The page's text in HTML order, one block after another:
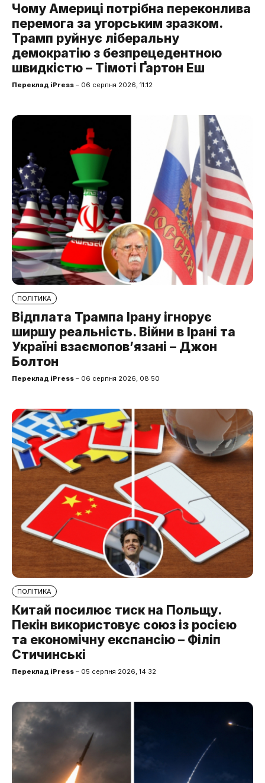
Чому Америці потрібна переконлива
перемога за угорським зразком.
Трамп руйнує ліберальну
демократію з безпрецедентною
швидкістю – Тімоті Ґартон Еш
Переклад iPress – 06 серпня 2026, 11:12
ПОЛІТИКА
Відплата Трампа Ірану ігнорує
ширшу реальність. Війни в Ірані та
Україні взаємопов’язані – Джон
Болтон
Переклад iPress – 06 серпня 2026, 08:50
ПОЛІТИКА
Китай посилює тиск на Польщу.
Пекін використовує союз із росією
та економічну експансію – Філіп
Стичинські
Переклад iPress – 05 серпня 2026, 14:32